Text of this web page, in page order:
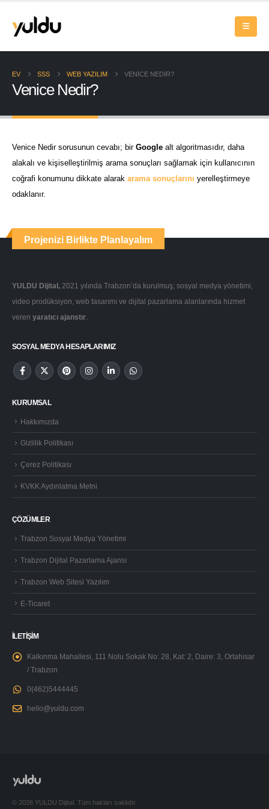
EV SSS WEB YAZILIM VENICE NEDIR?
Venice Nedir?
Venice Nedir sorusunun cevabı; bir Google alt algoritmasıdır, daha
alakalı ve kişiselleştirilmiş arama sonuçları sağlamak için kullanıcının
coğrafi konumunu dikkate alarak arama sonuçlarını yerelleştirmeye
odaklanır.
Projenizi Birlikte Planlayalım
YULDU Dijital, 2021 yılında Trabzon’da kurulmuş; sosyal medya yönetimi,
video prodüksiyon, web tasarımı ve dijital pazarlama alanlarında hizmet
veren yaratıcı ajanstır
SOSYAL MEDYA HESAPLARIMIZ
KURUMSAL
Hakkımızda
Gizlilik Politikası
Çerez Politikası
KVKK Aydınlatma Metni
ÇÖZÜMLER
Trabzon Sosyal Medya Yönetimi
Trabzon Dijital Pazarlama Ajansı
Trabzon Web Sitesi Yazılım
E-Ticaret
İLETİŞİM
Kalkınma Mahallesi, 111 Nolu Sokak No: 28, Kat: 2, Daire: 3, Ortahisar
/ Trabzon
0(462)5444445
hello@yuldu.com
© 2026 YULDU Dijital. Tüm hakları saklıdır.